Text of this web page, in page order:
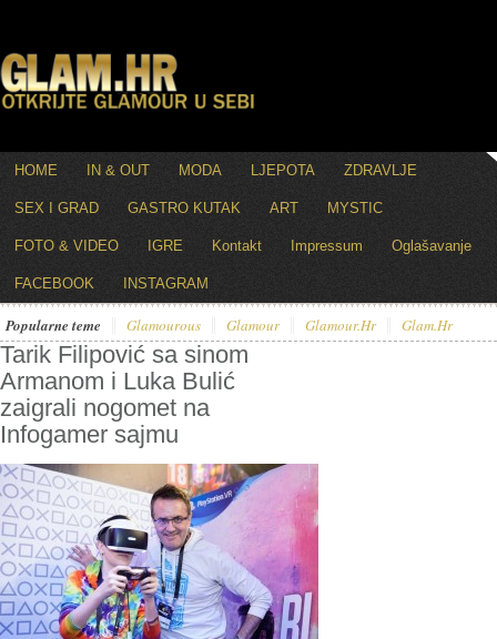
HOME IN & OUT MODA LJEPOTA ZDRAVLJE
SEX I GRAD GASTRO KUTAK ART MYSTIC
FOTO & VIDEO IGRE Kontakt Impressum Oglašavanje
FACEBOOK INSTAGRAM
Popularne teme Glamourous Glamour Glamour.hr Glam.hr
Tarik Filipović sa sinom
Armanom i Luka Bulić
zaigrali nogomet na
Infogamer sajmu